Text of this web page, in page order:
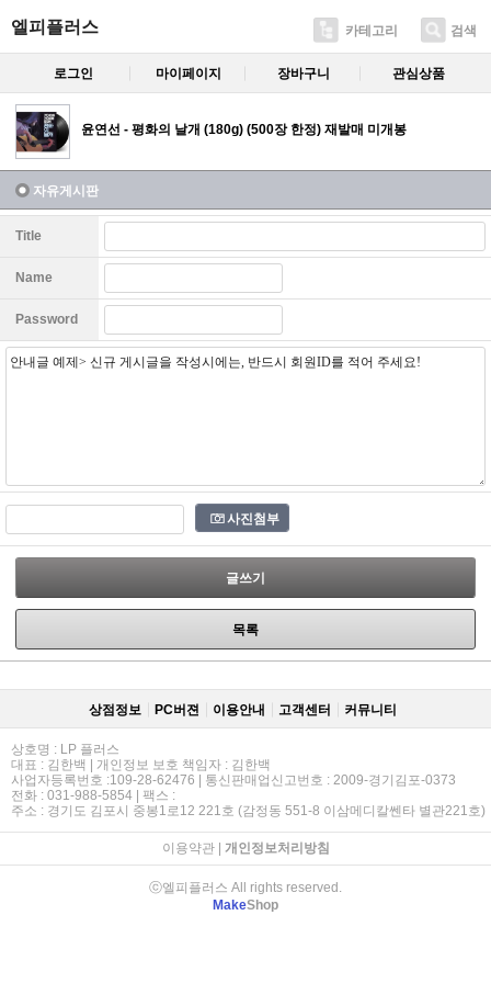
엘피플러스 카테고리 검색
로그인 마이페이지 장바구니 관심상품
윤연선 - 평화의 날개 (180g) (500장 한정) 재발매 미개봉
자유게시판
Title
Name
Password
사진첨부
글쓰기
목록
상점정보 PC버젼 이용안내 고객센터 커뮤니티
상호명 : LP 플러스
대표 : 김한백 | 개인정보 보호 책임자 : 김한백
사업자등록번호 :109-28-62476 | 통신판매업신고번호 : 2009-경기김포-0373
전화 : 031-988-5854 | 팩스 :
주소 : 경기도 김포시 중봉1로12 221호 (감정동 551-8 이삼메디칼쎈타 별관221호)
이용약관| 개인정보처리방침
ⓒ엘피플러스 All rights reserved.
MakeShop